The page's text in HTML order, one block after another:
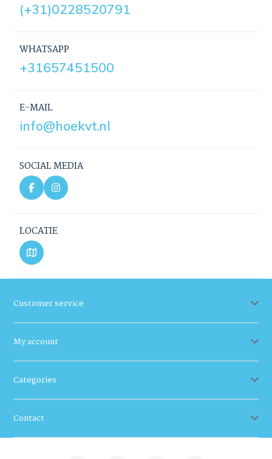
(+31)0228520791
E-MAIL
info@hoekvt.nl
WHATSAPP
+31657451500
SOCIAL MEDIA
LOCATIE
Customer service
My account
Categories
Contact